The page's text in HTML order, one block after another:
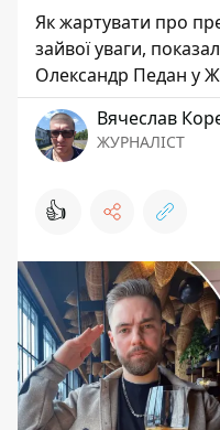
Як жартувати про
зайвої уваги,
Олександр Педан у
Вячеслав
ЖУРНАЛІСТ
👍